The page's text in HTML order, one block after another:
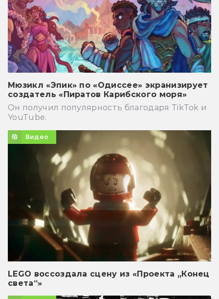
Мюзикл «Эпик» по «Одиссее» экранизирует
создатель «Пиратов Карибского моря»
Он получил популярность благодаря TikTok и
YouTube.
Видео
LEGO воссоздала сцену из «Проекта „Конец
света“»